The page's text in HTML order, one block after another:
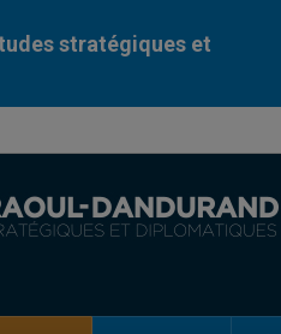
stratégiques et